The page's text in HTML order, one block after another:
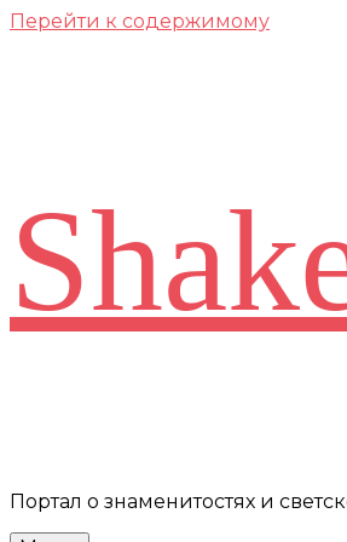
Перейти к содержимому
Портал о знаменитостях и